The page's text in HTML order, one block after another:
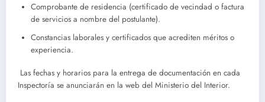
Comprobante de residencia (certificado de vecindad o factura
de servicios a nombre del postulante).
Constancias laborales y certificados que acrediten méritos o
experiencia.
Las fechas y horarios para la entrega de documentación en cada
Inspectoría se anunciarán en la web del Ministerio del Interior.